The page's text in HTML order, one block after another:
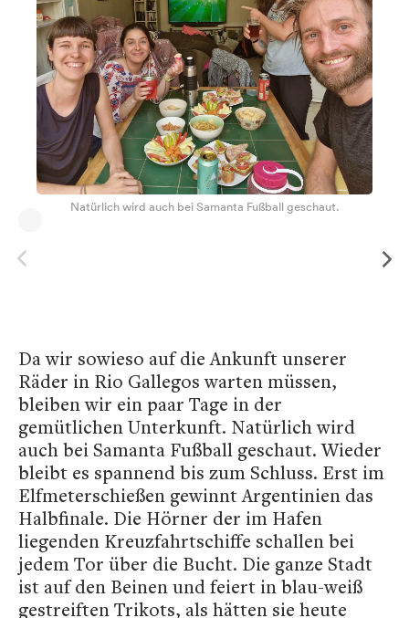
Natürlich wird auch bei Samanta Fußball geschaut.
Da wir sowieso auf die Ankunft unserer
Räder in Rio Gallegos warten müssen,
bleiben wir ein paar Tage in der
gemütlichen Unterkunft. Natürlich wird
auch bei Samanta Fußball geschaut. Wieder
bleibt es spannend bis zum Schluss. Erst im
Elfmeterschießen gewinnt Argentinien das
Halbfinale. Die Hörner der im Hafen
liegenden Kreuzfahrtschiffe schallen bei
jedem Tor über die Bucht. Die ganze Stadt
ist auf den Beinen und feiert in blau-weiß
gestreiften Trikots, als hätten sie heute